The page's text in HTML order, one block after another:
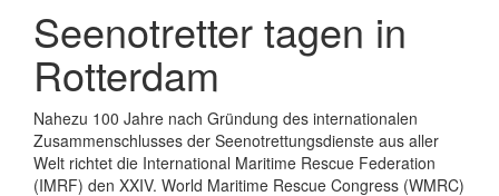
Seenotretter tagen in
Rotterdam
Nahezu 100 Jahre nach Gründung des internationalen
Zusammenschlusses der Seenotrettungsdienste aus aller
Welt richtet die International Maritime Rescue Federation
(IMRF) den XXIV. World Maritime Rescue Congress (WMRC)